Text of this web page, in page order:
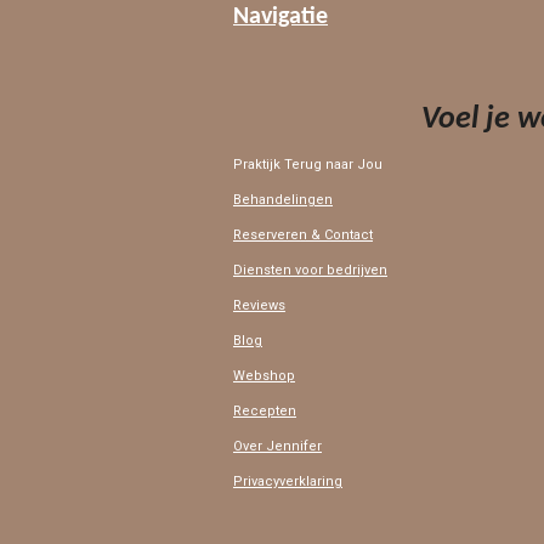
Navigatie
Voel je
Praktijk Terug naar Jou
Behandelingen
Reserveren & Contact
Diensten voor bedrijven
Reviews
Blog
Webshop
Recepten
Over Jennifer
Privacyverklaring